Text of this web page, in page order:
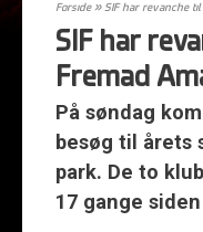
Forside»SIF har revanche
SIF har
Fremad
På søndag
besøg til årets
park. De to
17 gange siden